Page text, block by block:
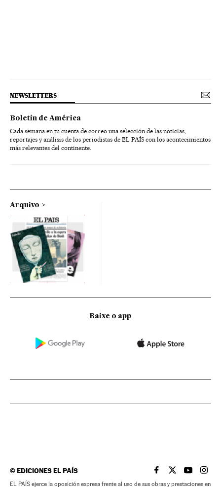
NEWSLETTERS
Boletín de América
Cada semana en tu cuenta de correo una selección de las noticias,
reportajes y análisis de los periodistas de EL PAÍS con los acontecimientos
más relevantes del continente.
Arquivo
Baixe o app
©EDICIONES EL PAÍS EL PAÍS BRASIL EN
EL PAÍSEL PAÍS
EL
EL PAÍS ejerce la oposición expresa frente al uso de sus obras y prestaciones en